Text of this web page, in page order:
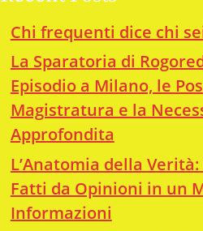
Chi frequenti dice chi
La Sparatoria di
Episodio a Milano, le
Magistratura e la
Approfondita
L’Anatomia della
Fatti da Opinioni in un
Informazioni